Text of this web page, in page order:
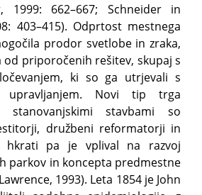
1999: 662–667; Schneider in
403–415). Odprtost mestnega
prodor svetlobe in zraka,
od priporočenih rešitev, skupaj s
ki so ga utrjevali s
upravljanjem. Novi tip trga
stanovanjskimi stavbami so
družbeni reformatorji in
hkrati pa je vplival na razvoj
parkov in koncepta predmestne
1993). Leta 1854 je John